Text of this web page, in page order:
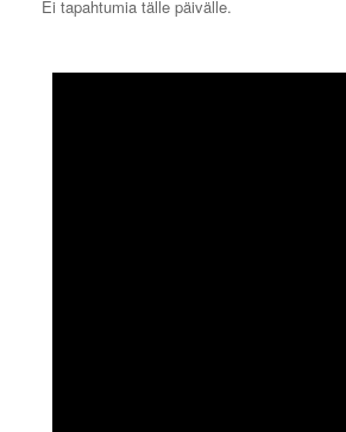
Ei tapahtumia tälle päivälle.